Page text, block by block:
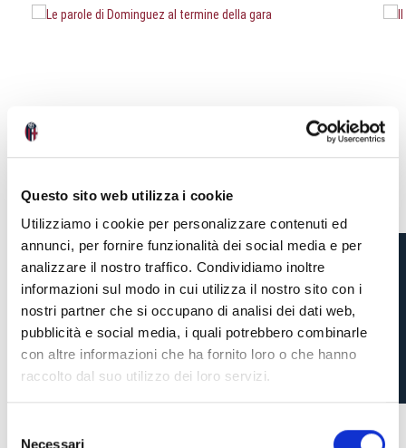
Questo sito web utilizza i cookie
Utilizziamo i cookie per personalizzare contenuti ed
annunci, per fornire funzionalità dei social media e per
analizzare il nostro traffico. Condividiamo inoltre
informazioni sul modo in cui utilizza il nostro sito con i
nostri partner che si occupano di analisi dei dati web,
pubblicità e social media, i quali potrebbero combinarle
con altre informazioni che ha fornito loro o che hanno
raccolto dal suo utilizzo dei loro servizi.
Necessari
LE PAROLE DI
DOMINGUEZ AL
TERMINE DELLA GARA